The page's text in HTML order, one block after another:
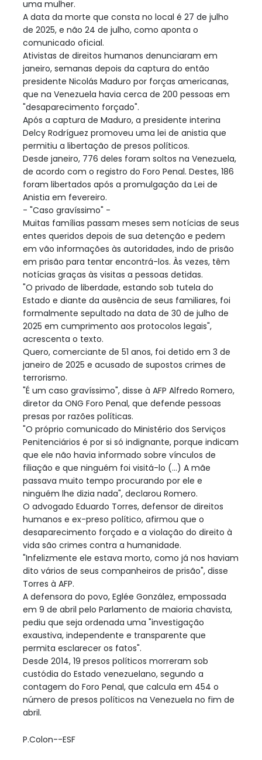
uma mulher.
A data da morte que consta no local é 27 de julho
de 2025, e não 24 de julho, como aponta o
comunicado oficial.
Ativistas de direitos humanos denunciaram em
janeiro, semanas depois da captura do então
presidente Nicolás Maduro por forças americanas,
que na Venezuela havia cerca de 200 pessoas em
"desaparecimento forçado".
Após a captura de Maduro, a presidente interina
Delcy Rodríguez promoveu uma lei de anistia que
permitiu a libertação de presos políticos.
Desde janeiro, 776 deles foram soltos na Venezuela,
de acordo com o registro do Foro Penal. Destes, 186
foram libertados após a promulgação da Lei de
Anistia em fevereiro.
- "Caso gravíssimo" -
Muitas famílias passam meses sem notícias de seus
entes queridos depois de sua detenção e pedem
em vão informações às autoridades, indo de prisão
em prisão para tentar encontrá-los. Às vezes, têm
notícias graças às visitas a pessoas detidas.
"O privado de liberdade, estando sob tutela do
Estado e diante da ausência de seus familiares, foi
formalmente sepultado na data de 30 de julho de
2025 em cumprimento aos protocolos legais",
acrescenta o texto.
Quero, comerciante de 51 anos, foi detido em 3 de
janeiro de 2025 e acusado de supostos crimes de
terrorismo.
"É um caso gravíssimo", disse à AFP Alfredo Romero,
diretor da ONG Foro Penal, que defende pessoas
presas por razões políticas.
"O próprio comunicado do Ministério dos Serviços
Penitenciários é por si só indignante, porque indicam
que ele não havia informado sobre vínculos de
filiação e que ninguém foi visitá-lo (...) A mãe
passava muito tempo procurando por ele e
ninguém lhe dizia nada", declarou Romero.
O advogado Eduardo Torres, defensor de direitos
humanos e ex-preso político, afirmou que o
desaparecimento forçado e a violação do direito à
vida são crimes contra a humanidade.
"Infelizmente ele estava morto, como já nos haviam
dito vários de seus companheiros de prisão", disse
Torres à AFP.
A defensora do povo, Eglée González, empossada
em 9 de abril pelo Parlamento de maioria chavista,
pediu que seja ordenada uma "investigação
exaustiva, independente e transparente que
permita esclarecer os fatos".
Desde 2014, 19 presos políticos morreram sob
custódia do Estado venezuelano, segundo a
contagem do Foro Penal, que calcula em 454 o
número de presos políticos na Venezuela no fim de
abril.
P.Colon--ESF